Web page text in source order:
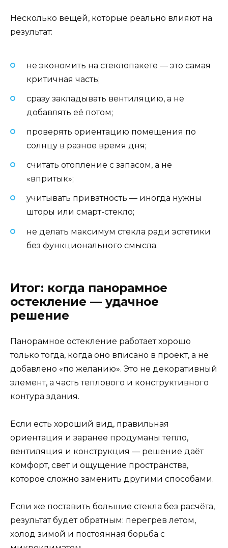
Несколько вещей, которые реально влияют на
результат:
не экономить на стеклопакете — это самая
критичная часть;
сразу закладывать вентиляцию, а не
добавлять её потом;
проверять ориентацию помещения по
солнцу в разное время дня;
считать отопление с запасом, а не
«впритык»;
учитывать приватность — иногда нужны
шторы или смарт-стекло;
не делать максимум стекла ради эстетики
без функционального смысла.
Итог: когда панорамное
остекление — удачное
решение
Панорамное остекление работает хорошо
только тогда, когда оно вписано в проект, а не
добавлено «по желанию». Это не декоративный
элемент, а часть теплового и конструктивного
контура здания.
Если есть хороший вид, правильная
ориентация и заранее продуманы тепло,
вентиляция и конструкция — решение даёт
комфорт, свет и ощущение пространства,
которое сложно заменить другими способами.
Если же поставить большие стекла без расчёта,
результат будет обратным: перегрев летом,
холод зимой и постоянная борьба с